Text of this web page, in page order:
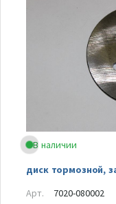
В наличии
диск тормозной,
Арт.
7020-080002